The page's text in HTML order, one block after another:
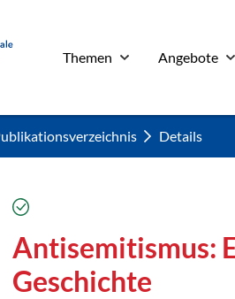
Themen Angebote
Details
verfügbar
Antisemitismus:
Geschichte